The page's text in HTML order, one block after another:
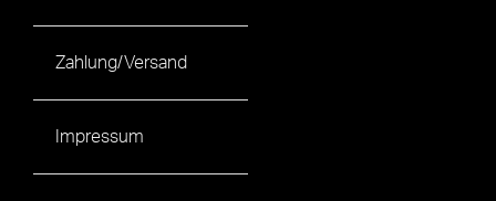
Zahlung/Versand
Impressum